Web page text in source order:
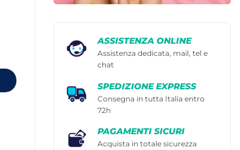
ASSISTENZA ONLINE
Assistenza dedicata, mail, tel e
chat
SPEDIZIONE EXPRESS
Consegna in tutta Italia entro
72h
PAGAMENTI SICURI
Acquista in totale sicurezza